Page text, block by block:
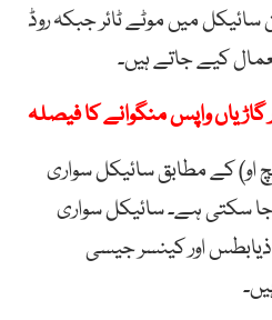
سائیکلمیںموٹےٹائرجبکہروڈ
کیےجاتےہیں۔
او) کے مطابق سائیکل سواری
ہے۔ سائیکل سواری
اور کینسر جیسی